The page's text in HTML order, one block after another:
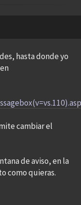
hasta donde yo
cambiar el
de aviso, en la
como quieras.